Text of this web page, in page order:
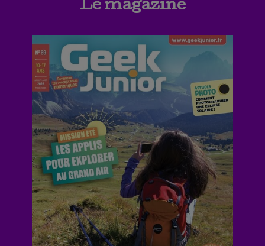
Le magazine